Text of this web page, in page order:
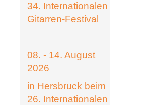
34. Internationalen
Gitarren-Festival
08. - 14. August
2026
in Hersbruck beim
26. Internationalen